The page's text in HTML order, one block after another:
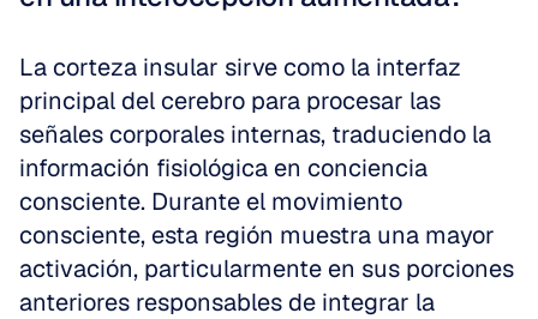
La corteza insular sirve como la interfaz
principal del cerebro para procesar las
señales corporales internas, traduciendo la
información fisiológica en conciencia
consciente. Durante el movimiento
consciente, esta región muestra una mayor
activación, particularmente en sus porciones
anteriores responsables de integrar la